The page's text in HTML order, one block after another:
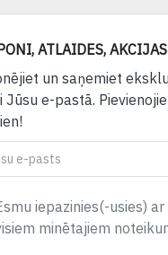
ATLAIDES,
un saņemiet
Jūsu e-pastā.
iepazinies(-usies)
minētajiem